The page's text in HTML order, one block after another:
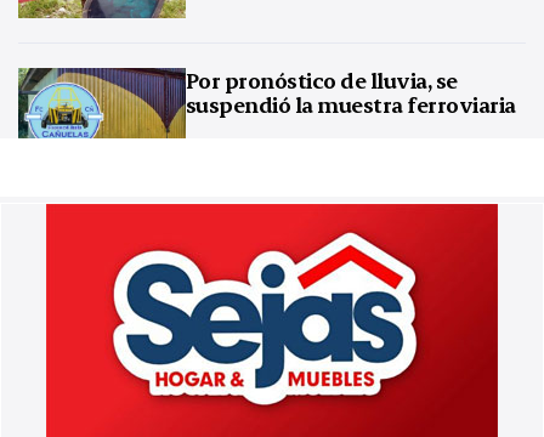
Por pronóstico de lluvia, se
suspendió la muestra ferroviaria